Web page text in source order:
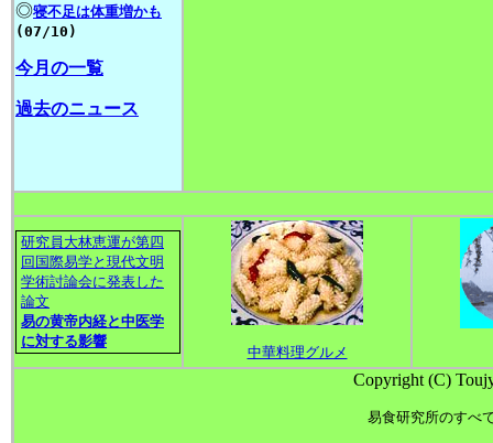
◎寝不足は体重増かも
(07/10)
今月の一覧
過去のニュース
研究員大林恵運が第四
回国際易学と現代文明
学術討論会に発表した
論文
易の黄帝内経と中 医学
に対する影響
中華料理グルメ
Copyright (C)
易食研究所のすべ